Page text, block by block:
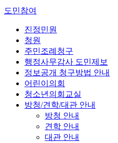
도민참여
진정민원
청원
주민조례청구
행정사무감사 도민제보
정보공개 청구방법 안내
어린이의회
청소년의회교실
방청/견학/대관 안내
방청 안내
견학 안내
대관 안내